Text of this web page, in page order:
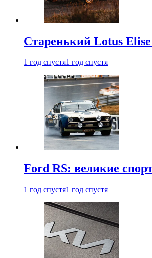
Старенький Lotus
1 год спустя1 год спустя
Ford RS: великие
1 год спустя1 год спустя